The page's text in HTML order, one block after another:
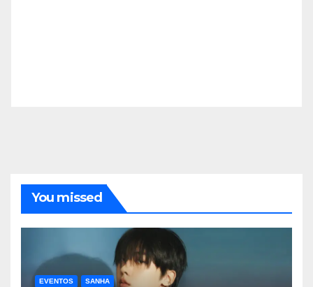
You missed
EVENTOS SANHA